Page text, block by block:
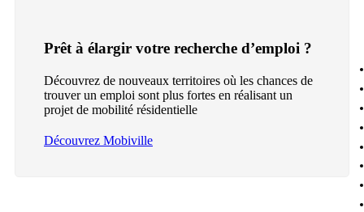
Prêt à élargir votre recherche d’emploi ?
Découvrez de nouveaux territoires où les chances de
trouver un emploi sont plus fortes en réalisant un
projet de mobilité résidentielle
Découvrez Mobiville